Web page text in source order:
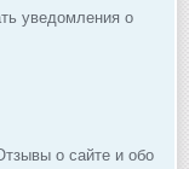
уведомления о
о сайте и обо